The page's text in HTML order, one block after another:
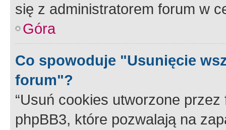
się z administratorem forum w
Góra
Co spowoduje "Usunięcie
forum"?
“Usuń cookies utworzone
phpBB3, które pozwalają na